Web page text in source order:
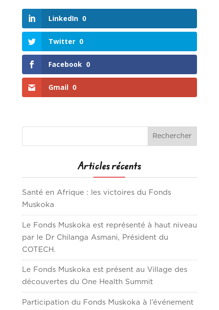
LinkedIn 0
Twitter 0
Facebook 0
Gmail 0
Articles récents
Santé en Afrique : les victoires du Fonds
Muskoka
Le Fonds Muskoka est représenté à haut niveau
par le Dr Chilanga Asmani, Président du
COTECH.
Le Fonds Muskoka est présent au Village des
découvertes du One Health Summit
Participation du Fonds Muskoka à l’événement